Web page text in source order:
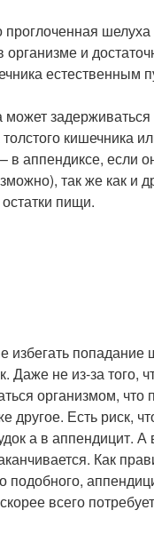
шелуха
организме и
естественным
задерживаться
кишечника
в аппендиксе, если
так же как и
пищи.
избегать попадание
Даже не из-за того,
организмом, что
другое. Есть риск,
а в аппендицит.
Как
подобного,
всего